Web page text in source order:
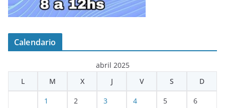
Calendario
abril 2025
L
M X J V S D
1 2 3 4 5 6